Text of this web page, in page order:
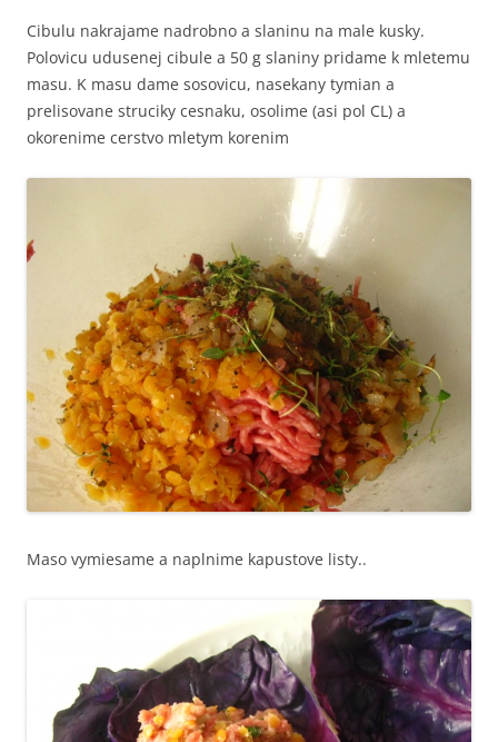
Cibulu nakrajame nadrobno a slaninu na male kusky.
Polovicu udusenej cibule a 50 g slaniny pridame k mletemu
masu. K masu dame sosovicu, nasekany tymian a
prelisovane struciky cesnaku, osolime (asi pol CL) a
okorenime cerstvo mletym korenim
Maso vymiesame a naplnime kapustove listy..